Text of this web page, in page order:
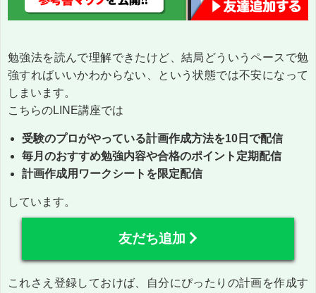
勉強法を読んで理解できたけど、結局どういうペースで勉
強すればいいかわからない、という状態では不安になって
しまいます。
こちらのLINE講座では
受験のプロがやっている計画作成方法を10日で配信
毎月のおすすめ勉強内容や合格のポイント定期配信
計画作成用ワークシートを限定配信
しています。
友だち追加
これさえ登録しておけば、自分にぴったりの計画を作成す